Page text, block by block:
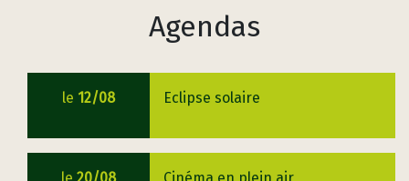
Agendas
le 12/08 Eclipse solaire